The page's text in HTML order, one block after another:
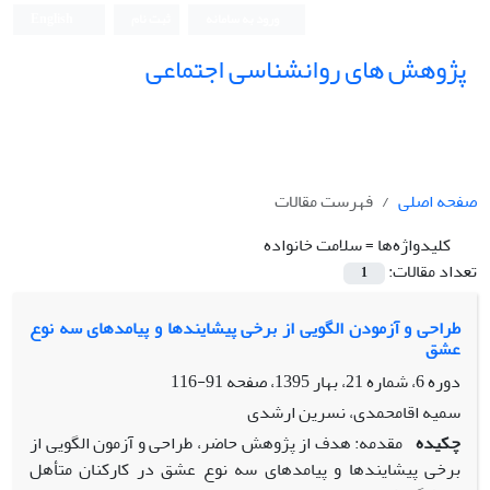
پژوهش های روانشناسی اجتماعی
صفحه اصلی
فهرست مقالات
کلیدواژه‌ها =سلامت خانواده
تعداد مقالات:
1
طراحی و آزمودن الگویی از برخی پیشایندها و پیامدهای سه نوع
عشق
دوره 6، شماره 21، بهار 1395، صفحه
91-116
سمیه اقامحمدی، نسرین ارشدی
چکیده مقدمه: هدف از پژوهش حاضر، طراحی و آزمون الگویی از
برخی پیشایندها و پیامدهای سه نوع عشق در کارکنان متأهل